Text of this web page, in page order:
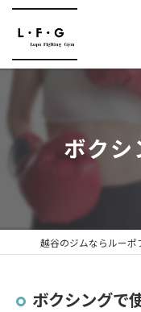
ボクシ
ボクシングで